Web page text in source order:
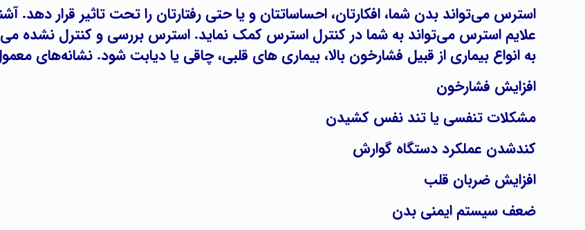
استرس می‌تواند بدن شما، افکارتان، احساساتتان و یا حتی رفتارتان را تحت تاثیر قرار دهد.
علایم استرس می‌تواند به شما در کنترل استرس کمک نماید. استرس بررسی و کنترل نشده
به انواع بیماری از قبیل فشارخون بالا، بیماری های قلبی، چاقی یا دیابت شود. نشانه‌های
افزایش فشارخون
مشکلات تنفسی یا تند نفس کشیدن
کندشدن عملکرد دستگاه گوارش
افزایش ضربان قلب
ضعف سیستم ایمنی بدن